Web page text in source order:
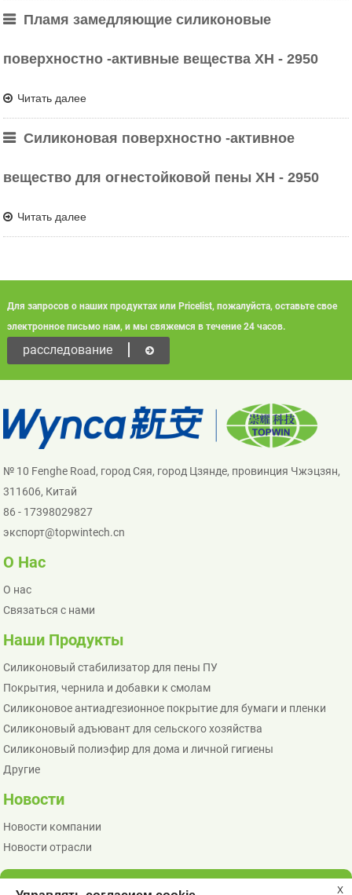
Пламя замедляющие силиконовые
поверхностно -активные вещества XH - 2950
Читать далее
Силиконовая поверхностно -активное
вещество для огнестойковой пены XH - 2950
Читать далее
Для запросов о наших продуктах или Pricelist, пожалуйста, оставьте свое
электронное письмо нам, и мы свяжемся в течение 24 часов.
расследование
№ 10 Fenghe Road, город Сяя, город Цзянде, провинция Чжэцзян,
311606, Китай
86 - 17398029827
экспорт@topwintech.cn
О Нас
О нас
Связаться с нами
Наши Продукты
Силиконовый стабилизатор для пены ПУ
Покрытия, чернила и добавки к смолам
Силиконовое антиадгезионное покрытие для бумаги и пленки
Силиконовый адъювант для сельского хозяйства
Силиконовый полиэфир для дома и личной гигиены
Другие
Новости
Новости компании
Новости отрасли
X